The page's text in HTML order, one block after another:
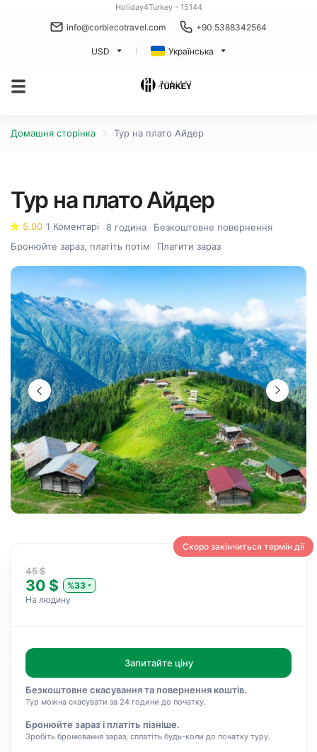
Holiday4Turkey - 15144
info@corbiecotravel.com +90 5388342564
USD Українська
Домашня сторінка Тур на плато Айдер
Тур на плато Айдер
5.00 1 Коментарі 8 година
Безкоштовне повернення
Бронюйте зараз, платіть потім
Платити зараз
Скоро закінчиться термін дії
45 $
30 $
%33
На людину
Запитайте ціну
Безкоштовне скасування та повернення коштів.
Тур можна скасувати за 24 години до початку.
Бронюйте зараз і платіть пізніше.
Зробіть бронювання зараз, сплатіть будь-коли до початку туру.